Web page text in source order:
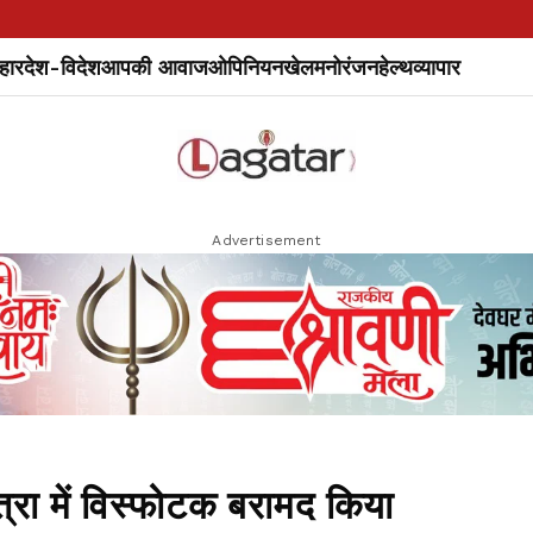
देश-विदेशआपकी आवाजओपिनियनखेलमनोरंजनहेल्थव्यापार
Advertisement
में विस्फोटक बरामद किया